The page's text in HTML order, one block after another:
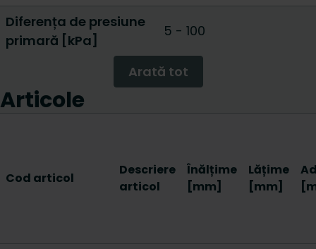
Diferența de presiune
primară [kPa]
5 - 100
Arată tot
Articole
Cod articol
Descriere
articol
Înălțime
[mm]
Lățime
[mm]